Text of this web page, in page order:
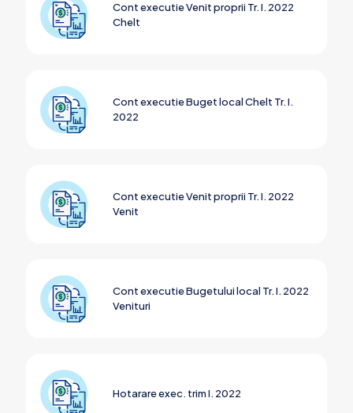
Cont executie Venit proprii Tr. I. 2022
Chelt
Cont executie Buget local Chelt Tr. I.
2022
Cont executie Venit proprii Tr. I. 2022
Venit
Cont executie Bugetului local Tr. I. 2022
Venituri
Hotarare exec. trim I. 2022